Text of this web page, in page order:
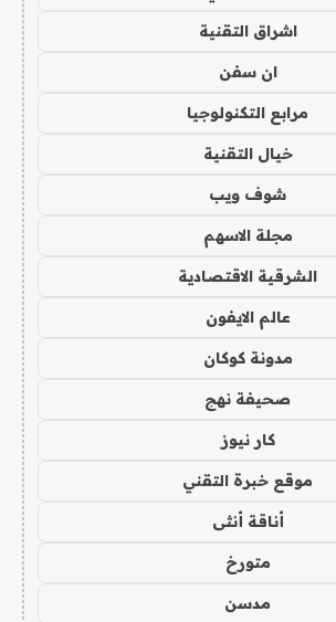
اشراق التقنية
ان سفن
مرابع التكنولوجيا
خيال التقنية
شوف ويب
مجلة الاسهم
الشرقية الاقتصادية
عالم الايفون
مدونة كوكان
صحيفة نهج
كار نيوز
موقع خبرة التقني
أناقة أنثى
متورخ
مدسن